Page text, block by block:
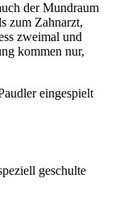
der Mundraum
zum Zahnarzt,
zweimal und
kommen nur,
eingespielt
geschulte